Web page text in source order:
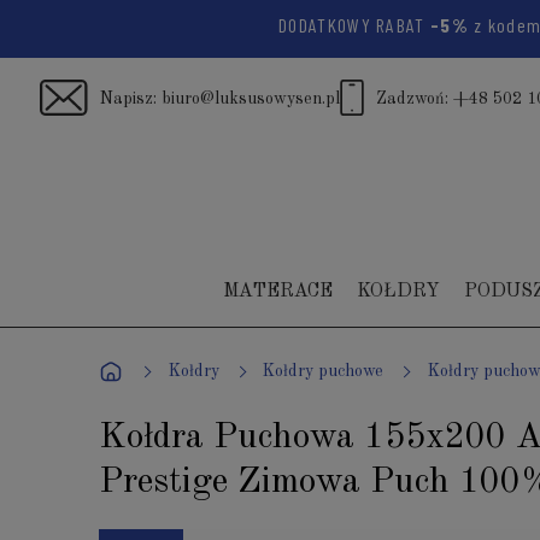
DODATKOWY RABAT -5% z
Napisz: biuro@luksusowysen.pl Zadzwoń: +48 502
MATERACE KOŁDRY
Kołdry Kołdry puchowe Kołdry
Kołdra Puchowa 155x200
Prestige Zimowa Puch